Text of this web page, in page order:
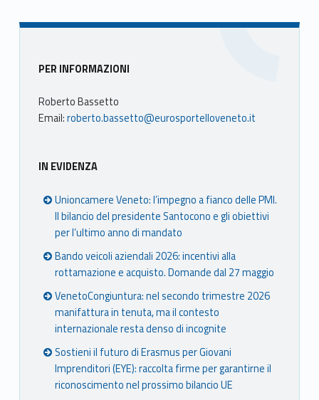
Sidebar
PER INFORMAZIONI
Roberto Bassetto
Email:roberto.bassetto@eurosportelloveneto.it
IN EVIDENZA
Unioncamere Veneto: l’impegno a fianco delle PMI.
Il bilancio del presidente Santocono e gli obiettivi
per l’ultimo anno di mandato
Bando veicoli aziendali 2026: incentivi alla
rottamazione e acquisto. Domande dal 27 maggio
VenetoCongiuntura: nel secondo trimestre 2026
manifattura in tenuta, ma il contesto
internazionale resta denso di incognite
Sostieni il futuro di Erasmus per Giovani
Imprenditori (EYE): raccolta firme per garantirne il
riconoscimento nel prossimo bilancio UE